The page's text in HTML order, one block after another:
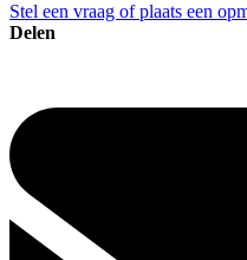
Stel een vraag of plaats een
Delen